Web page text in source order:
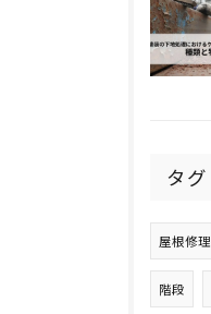
タグ
屋根修理
階段